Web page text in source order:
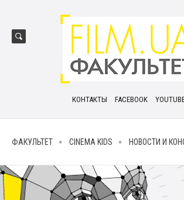
КОНТАКТЫ FACEBOOK
ФАКУЛЬТЕТ CINEMA KIDS НОВОСТИ И